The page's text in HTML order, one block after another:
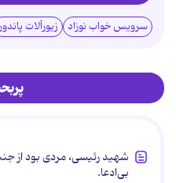
سرویس خواب نوزاد زیورآلات
شهید رئیسی، مردی بود از
بی‌ادعا.